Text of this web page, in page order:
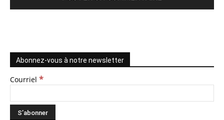
Abonnez-vous à notre newsletter
Courriel *